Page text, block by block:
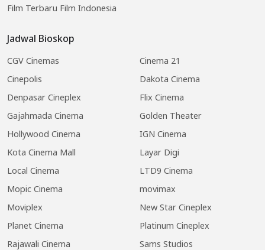
Film Terbaru Film Indonesia
Jadwal Bioskop
CGV Cinemas
Cinema 21
Cinepolis
Dakota Cinema
Denpasar Cineplex
Flix Cinema
Gajahmada Cinema
Golden Theater
Hollywood Cinema
IGN Cinema
Kota Cinema Mall
Layar Digi
Local Cinema
LTD9 Cinema
Mopic Cinema
movimax
Moviplex
New Star Cineplex
Planet Cinema
Platinum Cineplex
Rajawali Cinema
Sams Studios